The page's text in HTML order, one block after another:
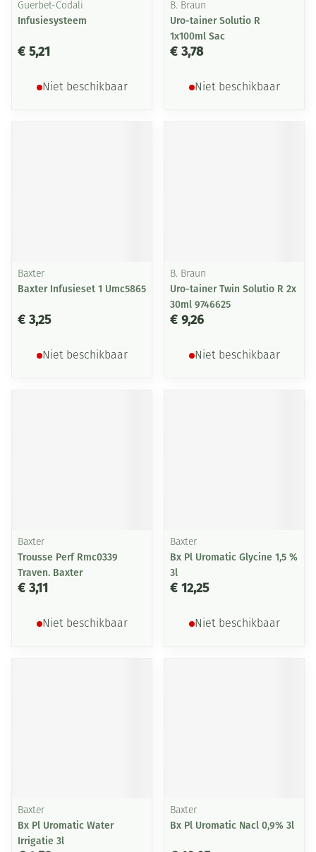
Guerbet-Codali
Infusiesysteem
€ 5,21
Niet beschikbaar
B. Braun
Uro-tainer Solutio R
1x100ml Sac
€ 3,78
Niet beschikbaar
Baxter
Baxter Infusieset 1 Umc5865
€ 3,25
Niet beschikbaar
B. Braun
Uro-tainer Twin Solutio R 2x
30ml 9746625
€ 9,26
Niet beschikbaar
Baxter
Trousse Perf Rmc0339
Traven. Baxter
€ 3,11
Niet beschikbaar
Baxter
Bx Pl Uromatic Glycine 1,5 %
3l
€ 12,25
Niet beschikbaar
Baxter
Bx Pl Uromatic Water
Irrigatie 3l
Baxter
Bx Pl Uromatic Nacl 0,9% 3l